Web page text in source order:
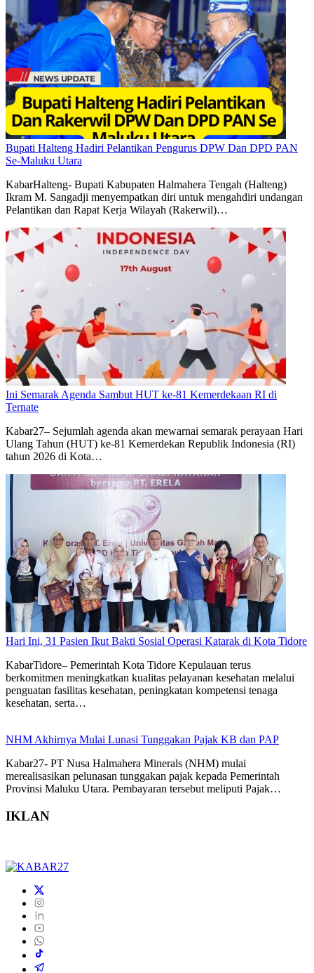
Bupati Halteng Hadiri Pelantikan Pengurus DPW Dan DPD PAN
Se-Maluku Utara
KabarHalteng- Bupati Kabupaten Halmahera Tengah (Halteng)
Ikram M. Sangadji menyempatkan diri untuk mengahdiri undangan
Pelantikan dan Rapat Kerja Wilayah (Rakerwil)…
Ini Semarak Agenda Sambut HUT ke-81 Kemerdekaan RI di
Ternate
Kabar27– Sejumlah agenda akan mewarnai semarak perayaan Hari
Ulang Tahun (HUT) ke-81 Kemerdekan Republik Indonesia (RI)
tahun 2026 di Kota…
Hari Ini, 31 Pasien Ikut Bakti Sosial Operasi Katarak di Kota Tidore
KabarTidore– Pemerintah Kota Tidore Kepulauan terus
berkomitmen meningkatkan kualitas pelayanan kesehatan melalui
penguatan fasilitas kesehatan, peningkatan kompetensi tenaga
kesehatan, serta…
NHM Akhirnya Mulai Lunasi Tunggakan Pajak KB dan PAP
Kabar27- PT Nusa Halmahera Minerals (NHM) mulai
merealisasikan pelunasan tunggakan pajak kepada Pemerintah
Provinsi Maluku Utara. Pembayaran tersebut meliputi Pajak…
IKLAN